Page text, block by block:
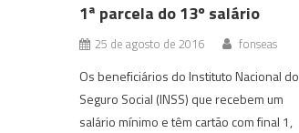
1ª parcela do 13º salário
25 de agosto de 2016 fonseas
Os beneficiários do Instituto Nacional do
Seguro Social (INSS) que recebem um
salário mínimo e têm cartão com final 1,